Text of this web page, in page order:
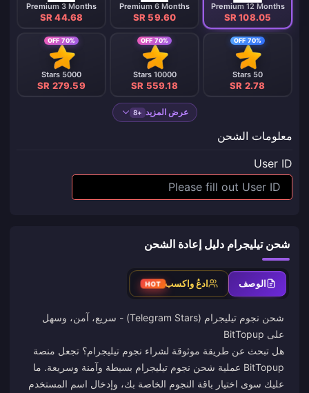
Premium 12 Months
SR 108.05
Premium 6 Months
SR 59.60
Premium 3 Months
SR 44.68
70% OFF
50 Stars
SR 2.78
70% OFF
10000 Stars
SR 559.18
70% OFF
5000 Stars
SR 279.59
عرض المزيد +8
معلومات الشحن
User ID
شحن تيليجرام دليل إعادة الشحن
الوصف ادعُ واكسب HOT
شحن نجوم تيليجرام (Telegram Stars) - سريع، آمن، وسهل
على BitTopup
هل تبحث عن طريقة موثوقة لشراء نجوم تيليجرام؟ تجعل منصة
BitTopup عملية شحن نجوم تيليجرام بسيطة وآمنة وسريعة. ما
عليك سوى اختيار باقة النجوم الخاصة بك، وإدخال اسم المستخدم